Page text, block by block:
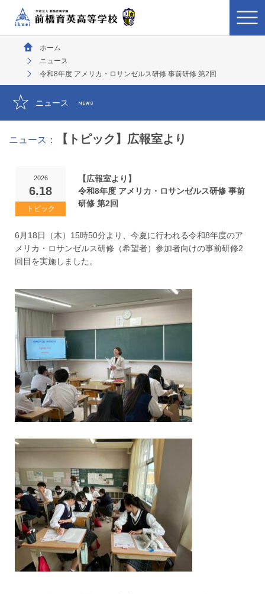
ホーム
ニュース
令和8年度 アメリカ・ロサンゼルス研修 事前研修 第2回
ニュース NEWS
ニュース： 【トピック】広報室より
2026
6.18
【広報室より】
令和8年度 アメリカ・ロサンゼルス研修 事前
研修 第2回
6月18日（木）15時50分より、今夏に行われる令和8年度のア
メリカ・ロサンゼルス研修（希望者）参加者向けの事前研修2
回目を実施しました。